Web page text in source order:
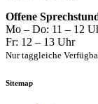
Offene
Mo – Do: 11 – 12
Fr: 12 – 13 Uhr
Nur taggleiche
Sitemap